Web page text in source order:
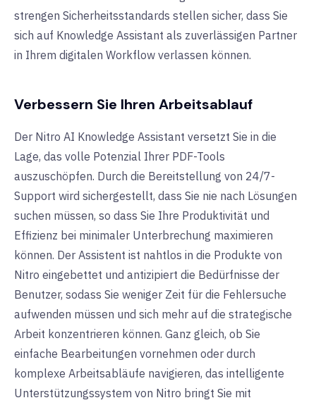
strengen Sicherheitsstandards stellen sicher, dass Sie
sich auf Knowledge Assistant als zuverlässigen Partner
in Ihrem digitalen Workflow verlassen können.
Verbessern Sie Ihren Arbeitsablauf
Der Nitro AI Knowledge Assistant versetzt Sie in die
Lage, das volle Potenzial Ihrer PDF-Tools
auszuschöpfen. Durch die Bereitstellung von 24/7-
Support wird sichergestellt, dass Sie nie nach Lösungen
suchen müssen, so dass Sie Ihre Produktivität und
Effizienz bei minimaler Unterbrechung maximieren
können. Der Assistent ist nahtlos in die Produkte von
Nitro eingebettet und antizipiert die Bedürfnisse der
Benutzer, sodass Sie weniger Zeit für die Fehlersuche
aufwenden müssen und sich mehr auf die strategische
Arbeit konzentrieren können. Ganz gleich, ob Sie
einfache Bearbeitungen vornehmen oder durch
komplexe Arbeitsabläufe navigieren, das intelligente
Unterstützungssystem von Nitro bringt Sie mit